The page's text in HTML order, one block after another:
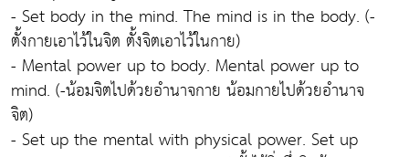
- Set body in the mind. The mind is in the body. (-
ตั้งกายเอาไว้ในจิต ตั้งจิตเอาไว้ในกาย)
- Mental power up to body. Mental power up to
mind. (-น้อมจิตไปด้วยอำนาจกาย น้อมกายไปด้วยอำนาจ
จิต)
- Set up the mental with physical power. Set up